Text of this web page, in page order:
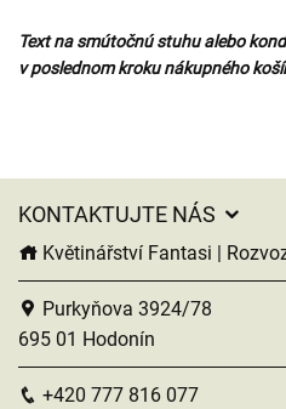
Text na smútočnú stuhu alebo
v poslednom kroku nákupného
KONTAKTUJTE NÁS
Květinářství Fantasi |
Purkyňova 3924/78
695 01 Hodonín
+420 777 816 077